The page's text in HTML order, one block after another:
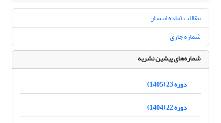
مقالات آماده انتشار
شماره جاری
شماره‌های پیشین نشریه
دوره 23 (1405)
دوره 22 (1404)